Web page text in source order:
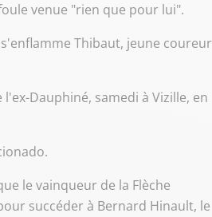
venue "rien que pour lui".
Thibaut, jeune coureur
Dauphiné, samedi à Vizille, en
le vainqueur de la Flèche
succéder à Bernard Hinault, le